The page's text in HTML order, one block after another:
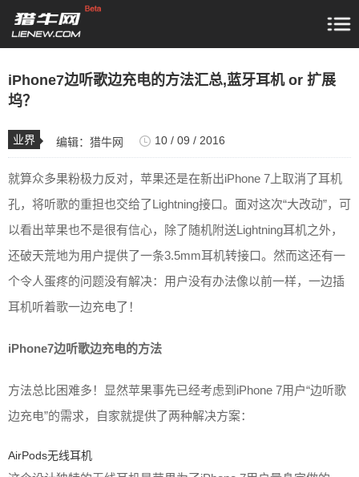
iPhone7边听歌边充电的方法汇总,蓝牙耳机 or 扩展
坞？
业界 编辑： 猎牛网 10 / 09 / 2016
就算众多果粉极力反对，苹果还是在新出iPhone 7上取消了耳机
孔，将听歌的重担也交给了Lightning接口。面对这次“大改动”，可
以看出苹果也不是很有信心，除了随机附送Lightning耳机之外，
还破天荒地为用户提供了一条3.5mm耳机转接口。然而这还有一
个令人蛋疼的问题没有解决：用户没有办法像以前一样，一边插
耳机听着歌一边充电了！
iPhone7边听歌边充电的方法
方法总比困难多！显然苹果事先已经考虑到iPhone 7用户“边听歌
边充电”的需求，自家就提供了两种解决方案：
AirPods无线耳机